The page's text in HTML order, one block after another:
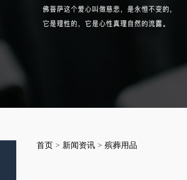
首页 > 新闻资讯 > 殡葬用品